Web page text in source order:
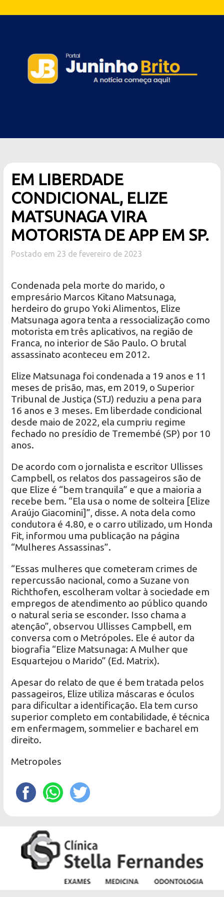
EM LIBERDADE
CONDICIONAL, ELIZE
MATSUNAGA VIRA
MOTORISTA DE APP EM SP.
Postado em 23 de fevereiro de 2023
Condenada pela morte do marido, o
empresário Marcos Kitano Matsunaga,
herdeiro do grupo Yoki Alimentos, Elize
Matsunaga agora tenta a ressocialização como
motorista em três aplicativos, na região de
Franca, no interior de São Paulo. O brutal
assassinato aconteceu em 2012.
Elize Matsunaga foi condenada a 19 anos e 11
meses de prisão, mas, em 2019, o Superior
Tribunal de Justiça (STJ) reduziu a pena para
16 anos e 3 meses. Em liberdade condicional
desde maio de 2022, ela cumpriu regime
fechado no presídio de Tremembé (SP) por 10
anos.
De acordo com o jornalista e escritor Ullisses
Campbell, os relatos dos passageiros são de
que Elize é “bem tranquila” e que a maioria a
recebe bem. “Ela usa o nome de solteira [Elize
Araújo Giacomini]”, disse. A nota dela como
condutora é 4.80, e o carro utilizado, um Honda
Fit, informou uma publicação na página
“Mulheres Assassinas”.
“Essas mulheres que cometeram crimes de
repercussão nacional, como a Suzane von
Richthofen, escolheram voltar à sociedade em
empregos de atendimento ao público quando
o natural seria se esconder. Isso chama a
atenção”, observou Ullisses Campbell, em
conversa com o Metrópoles. Ele é autor da
biografia “Elize Matsunaga: A Mulher que
Esquartejou o Marido” (Ed. Matrix).
Apesar do relato de que é bem tratada pelos
passageiros, Elize utiliza máscaras e óculos
para dificultar a identificação. Ela tem curso
superior completo em contabilidade, é técnica
em enfermagem, sommelier e bacharel em
direito.
Metropoles